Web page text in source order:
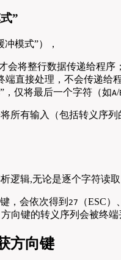
”
冲模式”），
会将整行数据传递给程序；
直接处理，不会传递给程
，仅将最后一个字符（如A/
所有输入（包括转义序
逻辑,无论是逐个字符读
，会依次得到 27 （ESC）、
方向键的转义序列会被终
方向键